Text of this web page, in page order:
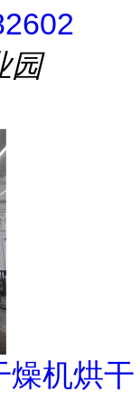
园
燥机烘干